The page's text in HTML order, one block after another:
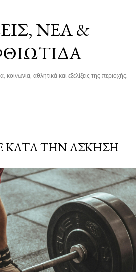
ΝΈΑ &
αθλητικά και εξελίξεις της περιοχής.
ΤΗΝ ΆΣΚΗΣΗ